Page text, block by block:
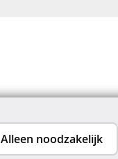
Alleen noodzakelijk